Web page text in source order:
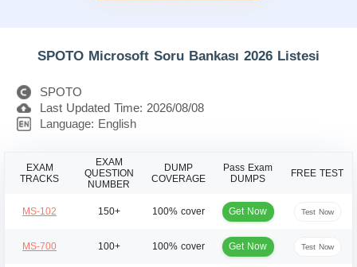
SPOTO Microsoft Soru Bankası 2026 Listesi
SPOTO
Last Updated Time: 2026/08/08
Language: English
EXAM
TRACKS
EXAM
QUESTION
NUMBER
DUMP
COVERAGE
Pass Exam
DUMPS
FREE TEST
MS-102 150+ 100% cover Get Now Test Now
MS-700 100+ 100% cover Get Now Test Now